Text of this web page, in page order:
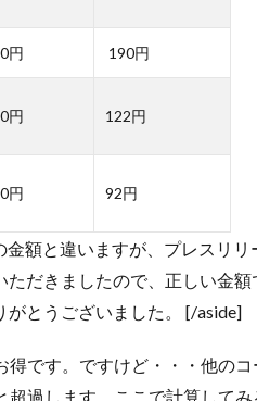
円 190円
円 122円
円 92円
金額と違いますが、プレスリ
だきましたので、正しい金
とうございました。 [/aside]
得です。ですけど・・・他の
超過します。ここで計算して